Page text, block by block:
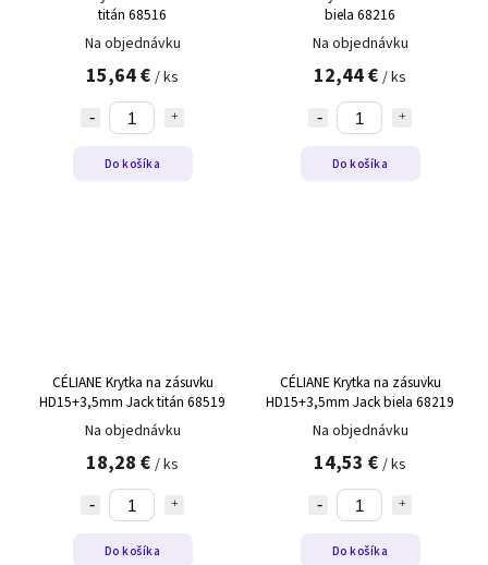
titán 68516
Na objednávku
15,64 € / ks
Do košíka
biela 68216
Na objednávku
12,44 € / ks
Do košíka
CÉLIANE Krytka na zásuvku
HD15+3,5mm Jack titán 68519
Na objednávku
18,28 € / ks
Do košíka
CÉLIANE Krytka na zásuvku
HD15+3,5mm Jack biela 68219
Na objednávku
14,53 € / ks
Do košíka